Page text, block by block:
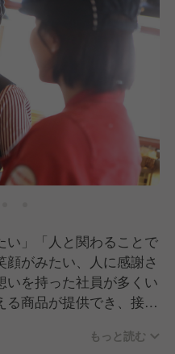
い」「人と関わることで
がみたい、人に感謝さ
いを持った社員が多くい
る商品が提供でき、接客
もっと読む